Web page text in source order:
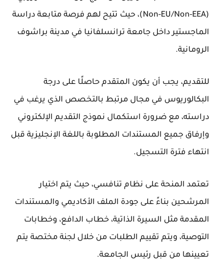
(Non-EU/Non-EEA)، حيث تتيح لهم فرصة متابعة دراسة
الماجستير داخل جامعة ترانسلفانيا في مدينة براشوف
الرومانية.
للتقديم، يجب أن يكون المتقدم حاصلًا على درجة
البكالوريوس في مجال مرتبط بالتخصص الذي يرغب في
دراسته، مع ضرورة استكمال نموذج التقديم الإلكتروني
وإرفاق جميع المستندات المطلوبة باللغة الإنجليزية قبل
انتهاء فترة التسجيل.
تعتمد المنحة على نظام تنافسي، حيث يتم اختيار
المرشحين بناءً على جودة الملف الأكاديمي والمستندات
المقدمة مثل السيرة الذاتية، خطاب الدافع، وخطابات
التوصية، ويتم تقييم الطلبات من خلال لجنة مختصة يتم
تعيينها من قبل رئيس الجامعة.